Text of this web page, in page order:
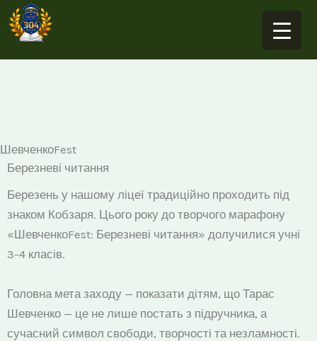
Перейти
до
ШевченкоFest
Березневі читання
Березень у нашому ліцеї традиційно проходить під
знаком Кобзаря. Цього року до творчого марафону
«ШевченкоFest: Березневі читання» долучилися учні
3-4 класів.
Головна мета заходу — показати дітям, що Тарас
Шевченко — це не лише постать з підручника, а
сучасний символ свободи, творчості та незламності.